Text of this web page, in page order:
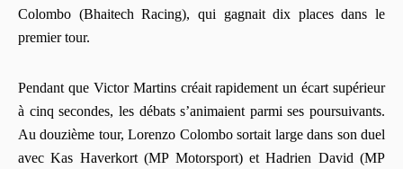
Colombo (Bhaitech Racing), qui gagnait dix places dans le
premier tour.
Pendant que Victor Martins créait rapidement un écart supérieur
à cinq secondes, les débats s’animaient parmi ses poursuivants.
Au douzième tour, Lorenzo Colombo sortait large dans son duel
avec Kas Haverkort (MP Motorsport) et Hadrien David (MP